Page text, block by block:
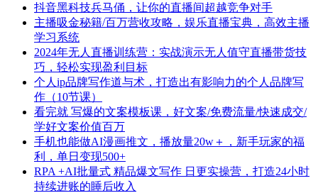
抖音黑科技兵马俑，让你的直播间超越竞争对手
主播吸金秘籍/百万营收攻略，娱乐直播宝典，高效主播
学习系统
2024年无人直播训练营：实战演示无人值守直播带货技
巧，轻松实现盈利目标
个人ip品牌写作道与术，打造出有影响力的个人品牌写
作（10节课）
看完就 写爆的文案模板课，好文案/免费流量/快速成交/
学好文案价值百万
手机也能做AI漫画推文，播放量20w＋，新手玩家的福
利，单日变现500+
RPA +AI批量式 精品爆文写作 日更实操营，打造24小时
持续进账的睡后收入